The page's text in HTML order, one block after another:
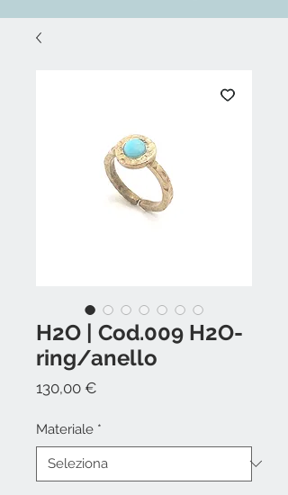
H2O | Cod.009 H2O-
ring/anello
130,00 €
Materiale *